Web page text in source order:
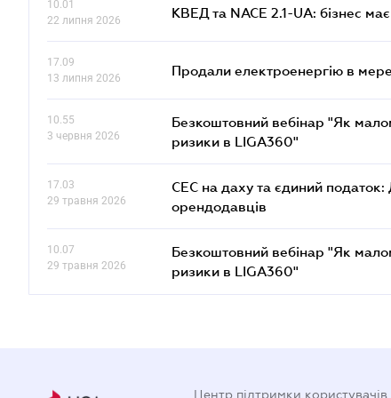
10.01
22 липня 2026
КВЕД та NACE 2.1-UA: бізнес
17.09
13 липня 2026
Продали електроенергію в
10.55
3 червня 2026
Безкоштовний вебінар "Як
ризики в LIGA360"
17.03
29 травня 2026
СЕС на даху та єдиний
орендодавців
10.07
29 травня 2026
Безкоштовний вебінар "Як
ризики в LIGA360"
Центр підтримки користувачів